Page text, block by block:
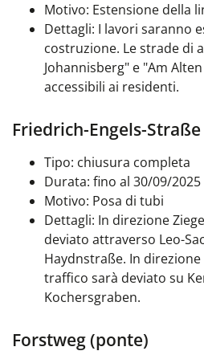
Motivo: Estensione della
Dettagli: I lavori saranno
costruzione. Le strade di
Johannisberg" e "Am
accessibili ai residenti.
Friedrich-Engels-Straße
Tipo: chiusura completa
Durata: fino al 30/09/2025
Motivo: Posa di tubi
Dettagli: In direzione
deviato attraverso Leo-
Haydnstraße. In
traffico sarà deviato su
Kochersgraben.
Forstweg (ponte)